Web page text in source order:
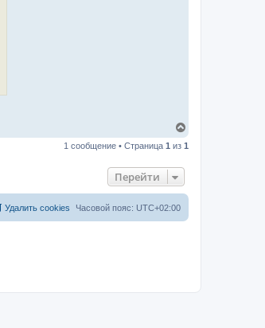
р
я
у
1 сообщение • Страница 1 из 1
Перейти
Часовой пояс: UTC+02:00
Удалить cookies